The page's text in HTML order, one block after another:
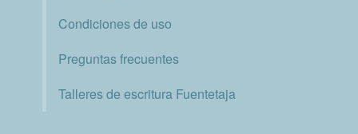
Condiciones de uso
Preguntas frecuentes
Talleres de escritura Fuentetaja